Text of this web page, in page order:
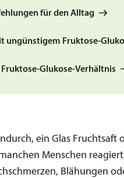
für den Alltag
ungünstigem Fruktose-
Glukose-Verhältnis
ein Glas Fruchtsaft
Menschen
Blähungen